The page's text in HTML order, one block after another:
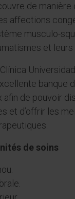
de
affections
musculo-
et leurs
banque
afin de pouvoir
et d’offrir les
de soins